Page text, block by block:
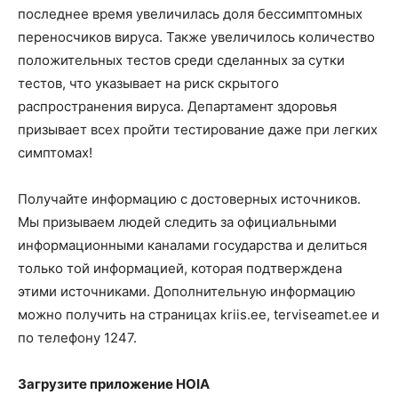
последнее время увеличилась доля бессимптомных
переносчиков вируса. Также увеличилось количество
положительных тестов среди сделанных за сутки
тестов, что указывает на риск скрытого
распространения вируса. Департамент здоровья
призывает всех пройти тестирование даже при легких
симптомах!
Получайте информацию с достоверных источников.
Мы призываем людей следить за официальными
информационными каналами государства и делиться
только той информацией, которая подтверждена
этими источниками. Дополнительную информацию
можно получить на страницах kriis.ee, terviseamet.ee и
по телефону 1247.
Загрузите приложение HOIA